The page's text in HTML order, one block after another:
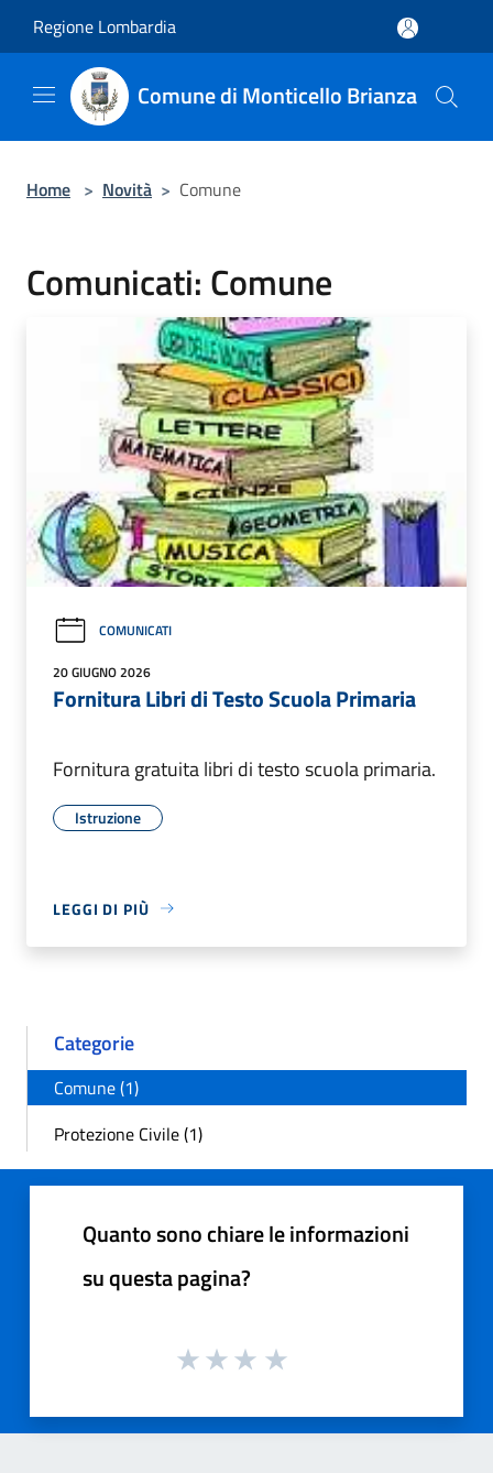
Regione Lombardia
Comune di Monticello Brianza
Home > Novità > Comune
Comunicati: Comune
COMUNICATI
20 GIUGNO 2026
Fornitura Libri di Testo Scuola Primaria
Fornitura gratuita libri di testo scuola primaria.
Istruzione
LEGGI DI PIÙ
Categorie
Comune (1)
Protezione Civile (1)
Quanto sono chiare le informazioni
su questa pagina?